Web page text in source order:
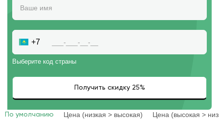
+7
Выберите код страны
По умолчанию Цена (низкая > высокая) Цена (высокая >